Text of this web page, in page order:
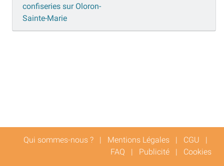
confiseries sur Oloron-
Sainte-Marie
Qui sommes-nous ? | Mentions Légales | CGU |
FAQ | Publicité | Cookies